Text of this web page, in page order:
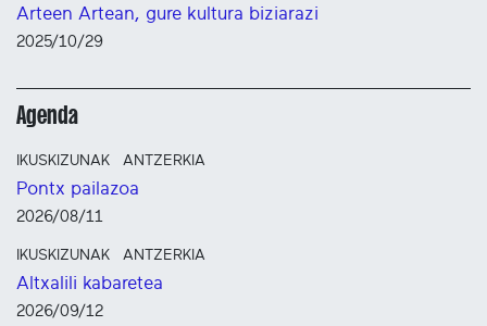
Arteen Artean, gure kultura biziarazi
2025/10/29
Agenda
IKUSKIZUNAK ANTZERKIA
Pontx pailazoa
2026/08/11
IKUSKIZUNAK ANTZERKIA
Altxalili kabaretea
2026/09/12